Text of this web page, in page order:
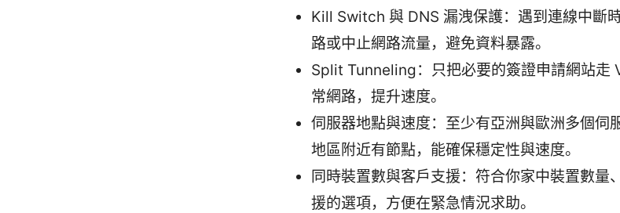
Kill Switch 與 DNS 漏洩保護：遇到連線中斷
路或中止網路流量，避免資料暴露。
Split Tunneling：只把必要的簽證申請網站走
常網路，提升速度。
伺服器地點與速度：至少有亞洲與歐洲多個伺
地區附近有節點，能確保穩定性與速度。
同時裝置數與客戶支援：符合你家中裝置數量
援的選項，方便在緊急情況求助。